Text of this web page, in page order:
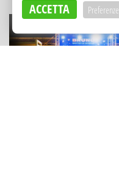
ACCETTA Preferenze